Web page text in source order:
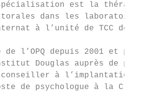
spécialisation est la
dans les laboratoires
à l’unité de TCC
de l’OPQ depuis 2001 et
Douglas auprès de
conseiller à l’implantation
de psychologue à la